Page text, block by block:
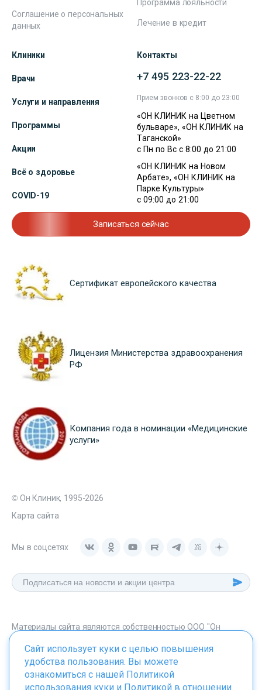
Соглашение о персональных
данных
Программа лояльности
Лечение в кредит
Клиники
Врачи
Услуги и направления
Программы
Акции
Всё о здоровье
COVID-19
Контакты
+7 495 223-22-22
Прием звонков с 8:00 до 23:00
«ОН КЛИНИК на Цветном
бульваре», «ОН КЛИНИК на
Таганской»
с Пн по Вс с 8:00 до 21:00
«ОН КЛИНИК на Новом
Арбате», «ОН КЛИНИК на
Парке Культуры»
с 09:00 до 21:00
Записаться сейчас
Сертификат европейского качества
Лицензия Министерства здравоохранения
РФ
Компания года в номинации «Медицинские
услуги»
© Он Клиник, 1995-2026
Карта сайта
Мы в соцсетях
Материалы сайта являются собственностью ООО "Он
onclinic.ru запрещено в соответствии со статьей 1259 ГК. РФ.
Сайт использует куки с целью повышения
удобства пользования. Вы можете
ознакомиться с нашей Политикой
использования куки и Политикой в отношении